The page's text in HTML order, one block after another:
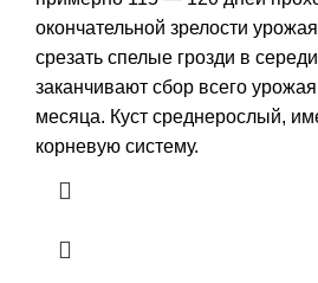
окончательной зрелости
срезать спелые грозди в
заканчивают сбор всего
месяца. Куст среднерослый,
корневую систему.